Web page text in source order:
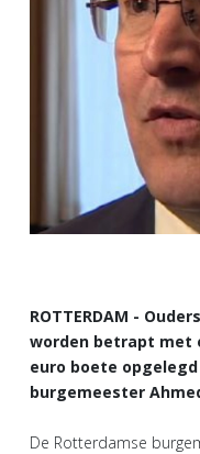
ROTTERDAM -
worden betrapt met
euro boete
burgemeester
De Rotterdamse